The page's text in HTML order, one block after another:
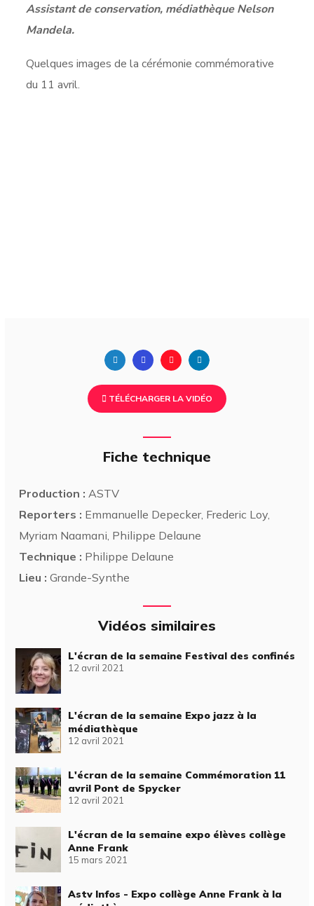
Assistant de conservation, médiathèque Nelson
Mandela.
Quelques images de la cérémonie commémorative
du 11 avril.
TÉLÉCHARGER LA VIDÉO
Fiche technique
Production : ASTV
Reporters : Emmanuelle Depecker, Frederic Loy,
Myriam Naamani, Philippe Delaune
Technique : Philippe Delaune
Lieu : Grande-Synthe
Vidéos similaires
L'écran de la semaine Festival des confinés
12 avril 2021
L'écran de la semaine Expo jazz à la
médiathèque
12 avril 2021
L'écran de la semaine Commémoration 11
avril Pont de Spycker
12 avril 2021
L'écran de la semaine expo élèves collège
Anne Frank
15 mars 2021
Astv Infos - Expo collège Anne Frank à la